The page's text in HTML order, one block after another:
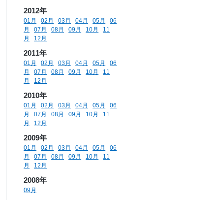
2012年
01月 02月 03月 04月 05月
06
月
07月 08月 09月 10月
11
月
12月
2011年
01月 02月 03月 04月 05月
06
月
07月 08月 09月 10月
11
月
12月
2010年
01月 02月 03月 04月 05月
06
月
07月 08月 09月 10月
11
月
12月
2009年
01月 02月 03月 04月 05月
06
月
07月 08月 09月 10月
11
月
12月
2008年
09月